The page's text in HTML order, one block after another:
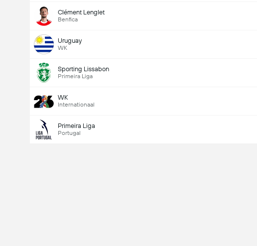
Clément Lenglet
Benfica
Uruguay
WK
Sporting Lissabon
Primeira Liga
WK
Internationaal
Primeira Liga
Portugal